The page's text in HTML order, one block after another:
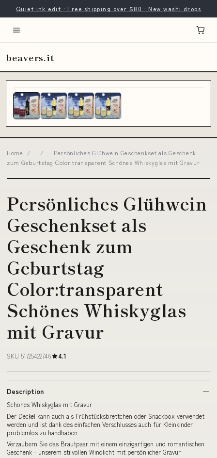
Quiet ink edit · Free shipping over $80 · New washi drops
beavers.it
Home / /
Persönliches Glühwein Geschenkset als Geschenk
zum Geburtstag Color:transparent Schönes Whiskyglas mit Gravur
Persönliches Glühwein
Geschenkset als
Geschenk zum
Geburtstag
Color:transparent
Schönes Whiskyglas
mit Gravur
SKU 51725422746 4.1
Description
Schönes Whiskyglas mit Gravur
Der Deckel kann auch als Frühstücksbrettchen oder Snackbox verwendet
werden und ist dank des einfachen Verschlusses auch für Kleinkinder
problemlos zu handhaben
Verzaubern Sie das Brautpaar mit einem einzigartigen und romantischen
Geschenk - unserem stilvollen Windlicht mit persönlicher Gravur